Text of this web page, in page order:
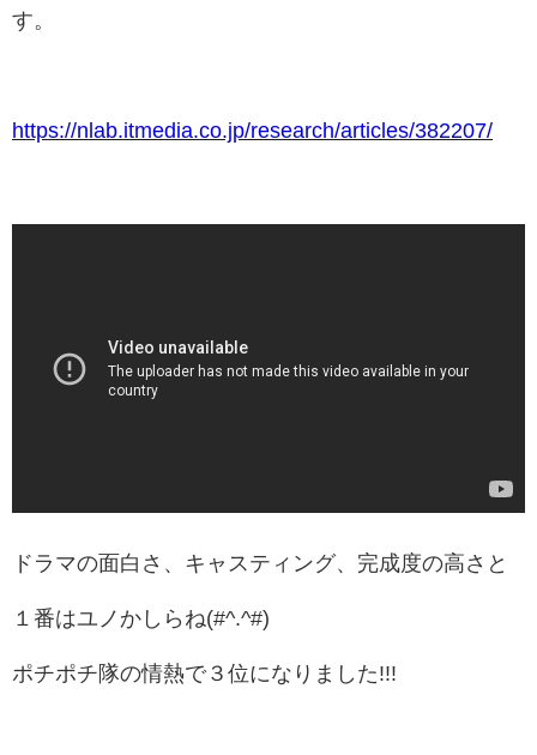
す。
https://nlab.itmedia.co.jp/research/articles/382207/
ドラマの面白さ、キャスティング、完成度の高さと
１番はユノかしらね(#^.^#)
ポチポチ隊の情熱で３位になりました!!!